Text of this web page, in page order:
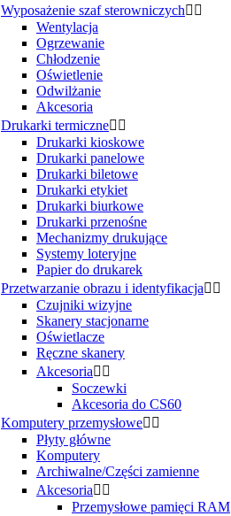
Wyposażenie szaf sterowniczych 
Wentylacja
Ogrzewanie
Chłodzenie
Oświetlenie
Odwilżanie
Akcesoria
Drukarki termiczne 
Drukarki kioskowe
Drukarki panelowe
Drukarki biletowe
Drukarki etykiet
Drukarki biurkowe
Drukarki przenośne
Mechanizmy drukujące
Systemy loteryjne
Papier do drukarek
Przetwarzanie obrazu i identyfikacja 
Czujniki wizyjne
Skanery stacjonarne
Oświetlacze
Ręczne skanery
Akcesoria 
Soczewki
Akcesoria do CS60
Komputery przemysłowe 
Płyty główne
Komputery
Archiwalne/Części zamienne
Akcesoria 
Przemysłowe pamięci RAM